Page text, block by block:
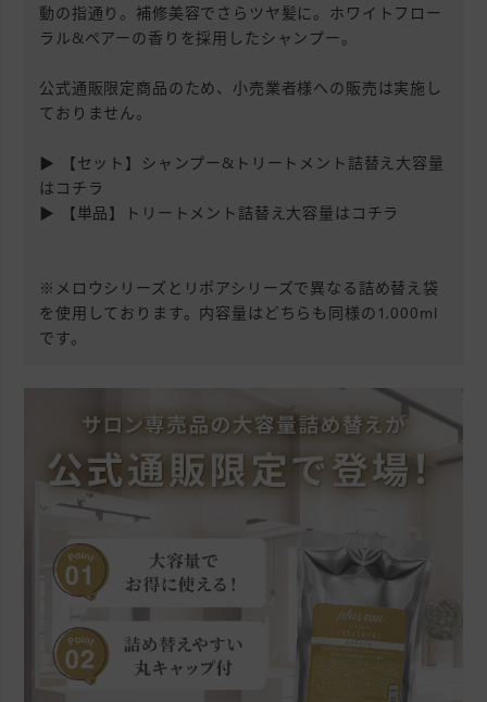
動の指通り。補修美容でさらツヤ髪に。ホワイトフロー
ラル&ペアーの香りを採用したシャンプー。
公式通販限定商品のため、小売業者様への販売は実施し
ておりません。
▶
【セット】シャンプー&トリートメント詰替え大容量
はコチラ
▶
【単品】トリートメント詰替え大容量はコチラ
※メロウシリーズとリポアシリーズで異なる詰め替え袋
を使用しております。内容量はどちらも同様の1,000ml
です。